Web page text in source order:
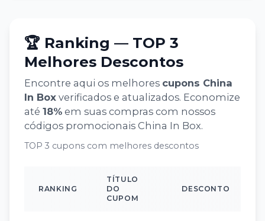
🏆 Ranking — TOP 3
Melhores Descontos
Encontre aqui os melhores cupons China
In Boxverificados e atualizados. Economize
até 18%em suas compras com nossos
códigos promocionais China In Box.
TOP 3 cupons com melhores descontos
RANKING
TÍTULO
DO
CUPOM
DESCONTO